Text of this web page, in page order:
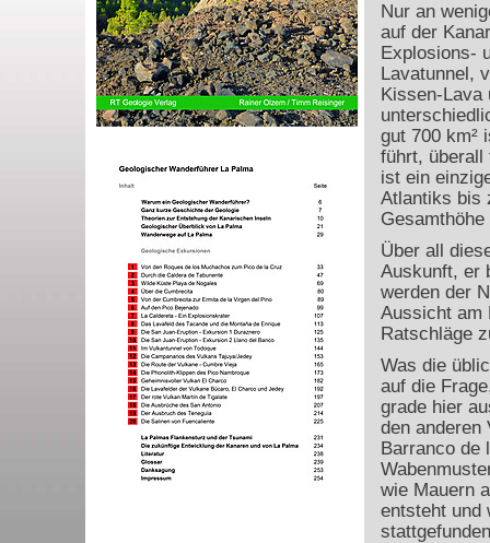
Nur an
auf der
Explosions-
Lavatunnel,
Kissen-Lava
gut 700 km²
führt, überall
ist ein
Atlantiks bis
Über all
Auskunft, er
werden der
Aussicht am
Ratschläge
Was die
auf die
grade hier
den anderen
Barranco de
wie Mauern
entsteht und